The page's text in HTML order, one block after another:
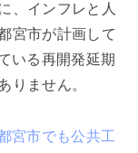
、インフレと人
宮市が計画して
いる再開発延期
りません。
宮市でも公共工